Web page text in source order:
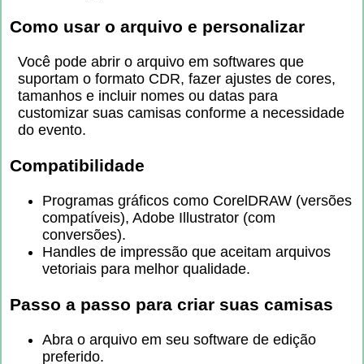
Como usar o arquivo e personalizar
Você pode abrir o arquivo em softwares que
suportam o formato CDR, fazer ajustes de cores,
tamanhos e incluir nomes ou datas para
customizar suas camisas conforme a necessidade
do evento.
Compatibilidade
Programas gráficos como CorelDRAW (versões
compatíveis), Adobe Illustrator (com
conversões).
Handles de impressão que aceitam arquivos
vetoriais para melhor qualidade.
Passo a passo para criar suas camisas
Abra o arquivo em seu software de edição
preferido.